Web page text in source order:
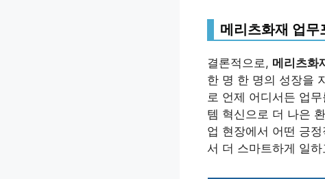
메리츠화재 업무
결론적으로, 메리츠화
한 명 한 명의 성장을
로 언제 어디서든 업
템 혁신으로 더 나은
업 현장에서 어떤 긍
서 더 스마트하게 일